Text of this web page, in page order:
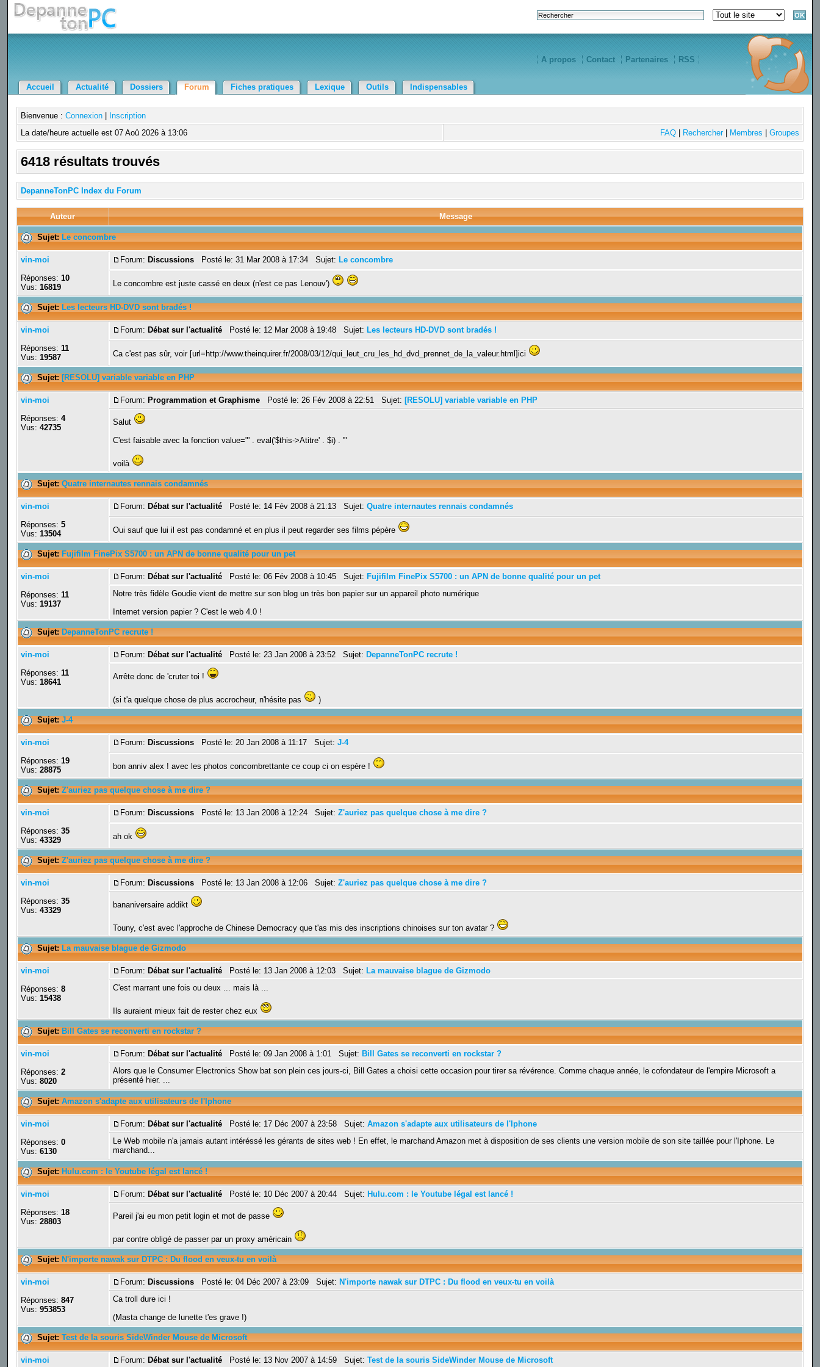
A propos Contact Partenaires RSS
Accueil Actualité Dossiers Forum Fiches pratiques Lexique Outils Indispensables
Bienvenue : Connexion|
Inscription
La date/heure actuelle est 07 Aoû 2026 à 13:06
FAQ| Rechercher| Membres Groupes
6418 résultats trouvés
DepanneTonPC Index du Forum
Auteur Message
Sujet: Le concombre
vin-moi
Réponses: 10
Vus: 16819
Forum: DiscussionsPosté le: 31 Mar 2008 à 17:34 Sujet: Le concombre
Le concombre est juste cassé en deux (n'est ce pas Lenouv')
Sujet: Les lecteurs HD-DVD sont bradés !
vin-moi
Réponses: 11
Vus: 19587
Forum: Débat sur l'actualitéPosté le: 12 Mar 2008 à 19:48 Sujet: Les lecteurs HD-DVD sont bradés !
Ca c'est pas sûr, voir [url=http://www.theinquirer.fr/2008/03/12/qui_leut_cru_les_hd_dvd_prennet_de_la_valeur.html]ici
Sujet: [RESOLU] variable variable en PHP
vin-moi
Réponses: 4
Vus: 42735
Forum: Programmation et GraphismePosté le: 26 Fév 2008 à 22:51 Sujet: [RESOLU] variable variable en PHP
Salut
C'est faisable avec la fonction value="' . eval('$this->Atitre' . $i) . '"
voilà
Sujet: Quatre internautes rennais condamnés
vin-moi
Réponses: 5
Vus: 13504
Forum: Débat sur l'actualitéPosté le: 14 Fév 2008 à 21:13 Sujet: Quatre internautes rennais condamnés
Oui sauf que lui il est pas condamné et en plus il peut regarder ses films pépère
Sujet: Fujifilm FinePix S5700 : un APN de bonne qualité pour un pet
vin-moi
Réponses: 11
Vus: 19137
Forum: Débat sur l'actualitéPosté le: 06 Fév 2008 à 10:45 Sujet: Fujifilm FinePix S5700 : un APN de bonne qualité pour un pet
Notre très fidèle Goudie vient de mettre sur son blog un très bon papier sur un appareil photo numérique
Internet version papier ? C'est le web 4.0 !
Sujet: DepanneTonPC recrute !
vin-moi
Réponses: 11
Vus: 18641
Forum: Débat sur l'actualitéPosté le: 23 Jan 2008 à 23:52 Sujet: DepanneTonPC recrute !
Arrête donc de 'cruter toi !
(si t'a quelque chose de plus accrocheur, n'hésite pas )
Sujet: J-4
vin-moi
Réponses: 19
Vus: 28875
Forum: DiscussionsPosté le: 20 Jan 2008 à 11:17 Sujet: J-4
bon anniv alex ! avec les photos concombrettante ce coup ci on espère !
Sujet: Z'auriez pas quelque chose à me dire ?
vin-moi
Réponses: 35
Vus: 43329
Forum: DiscussionsPosté le: 13 Jan 2008 à 12:24 Sujet: Z'auriez pas quelque chose à me dire ?
ah ok
Sujet: Z'auriez pas quelque chose à me dire ?
vin-moi
Réponses: 35
Vus: 43329
Forum: DiscussionsPosté le: 13 Jan 2008 à 12:06 Sujet: Z'auriez pas quelque chose à me dire ?
bananiversaire addikt
Touny, c'est avec l'approche de Chinese Democracy que t'as mis des inscriptions chinoises sur ton avatar ?
Sujet: La mauvaise blague de Gizmodo
vin-moi
Réponses: 8
Vus: 15438
Forum: Débat sur l'actualitéPosté le: 13 Jan 2008 à 12:03 Sujet: La mauvaise blague de Gizmodo
C'est marrant une fois ou deux ... mais là ...
Ils auraient mieux fait de rester chez eux
Sujet: Bill Gates se reconverti en rockstar ?
vin-moi
Réponses: 2
Vus: 8020
Forum: Débat sur l'actualitéPosté le: 09 Jan 2008 à 1:01 Sujet: Bill Gates se reconverti en rockstar ?
Alors que le Consumer Electronics Show bat son plein ces jours-ci, Bill Gates a choisi cette occasion pour tirer sa révérence. Comme chaque année, le cofondateur de l'empire Microsoft a
présenté hier. ...
Sujet: Amazon s'adapte aux utilisateurs de l'Iphone
vin-moi
Réponses: 0
Vus: 6130
Forum: Débat sur l'actualitéPosté le: 17 Déc 2007 à 23:58 Sujet: Amazon s'adapte aux utilisateurs de l'Iphone
Le Web mobile n'a jamais autant intéréssé les gérants de sites web ! En effet, le marchand Amazon met à disposition de ses clients une version mobile de son site taillée pour l'Iphone. Le
marchand...
Sujet: Hulu.com : le Youtube légal est lancé !
vin-moi
Réponses: 18
Vus: 28803
Forum: Débat sur l'actualitéPosté le: 10 Déc 2007 à 20:44 Sujet: Hulu.com : le Youtube légal est lancé !
Pareil j'ai eu mon petit login et mot de passe
par contre obligé de passer par un proxy américain
Sujet: N'importe nawak sur DTPC : Du flood en veux-tu en voilà
vin-moi
Réponses: 847
Vus: 953853
Forum: DiscussionsPosté le: 04 Déc 2007 à 23:09 Sujet: N'importe nawak sur DTPC : Du flood en veux-tu en voilà
Ca troll dure ici !
(Masta change de lunette t'es grave !)
Sujet: Test de la souris SideWinder Mouse de Microsoft
vin-moi Forum: Débat sur l'actualitéPosté le: 13 Nov 2007 à 14:59 Sujet: Test de la souris SideWinder Mouse de Microsoft